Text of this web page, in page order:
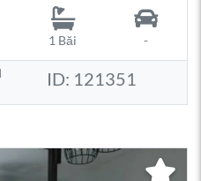
1 Băi -
ID: 121351